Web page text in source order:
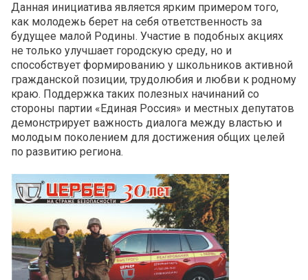
Данная инициатива является ярким примером того,
как молодежь берет на себя ответственность за
будущее малой Родины. Участие в подобных акциях
не только улучшает городскую среду, но и
способствует формированию у школьников активной
гражданской позиции, трудолюбия и любви к родному
краю. Поддержка таких полезных начинаний со
стороны партии «Единая Россия» и местных депутатов
демонстрирует важность диалога между властью и
молодым поколением для достижения общих целей
по развитию региона.